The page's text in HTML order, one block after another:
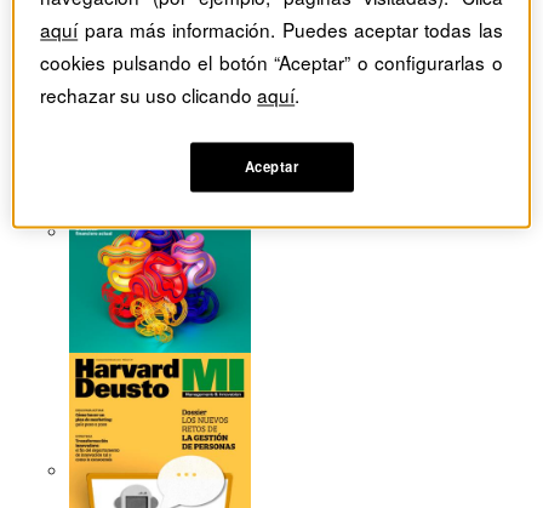
Dossieres
Revistas del mes
aquípara más información. Puedes aceptar todas las
cookies pulsando el botón “Aceptar” o configurarlas o
rechazar su uso clicandoaquí.
Aceptar